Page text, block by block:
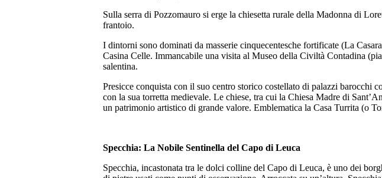
Sulla serra di Pozzomauro si erge la chiesetta rurale della Madonna di
frantoio.
I dintorni sono dominati da masserie cinquecentesche fortificate (La
Casina Celle. Immancabile una visita al Museo della Civiltà Contadina
salentina.
Presicce conquista con il suo centro storico costellato di palazzi barocchi
con la sua torretta medievale. Le chiese, tra cui la Chiesa Madre di
un patrimonio artistico di grande valore. Emblematica la Casa Turrita (o
Specchia: La Nobile Sentinella del Capo di Leuca
Specchia, incastonata tra le dolci colline del Capo di Leuca, è uno dei